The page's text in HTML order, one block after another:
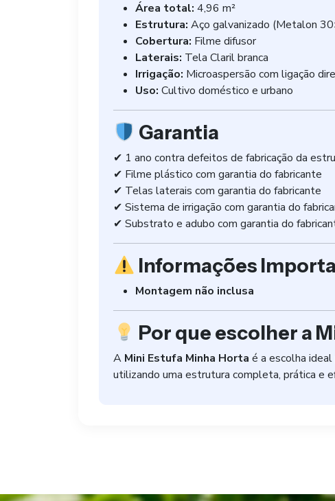
Área total: 4,96 m²
Estrutura: Aço galvanizado (Metalon
Cobertura: Filme difusor
Laterais: Tela Claril branca
Irrigação: Microaspersão com ligação
Uso: Cultivo doméstico e urbano
Garantia
✔ 1 ano contra defeitos de fabricação da
✔ Filme plástico com garantia do fabricante
✔ Telas laterais com garantia do fabricante
✔ Sistema de irrigação com garantia do
✔ Substrato e adubo com garantia do
Informações
Montagem não inclusa
Por que escolher a
A Mini Estufa Minha Horta é a escolha
utilizando uma estrutura completa, prática e